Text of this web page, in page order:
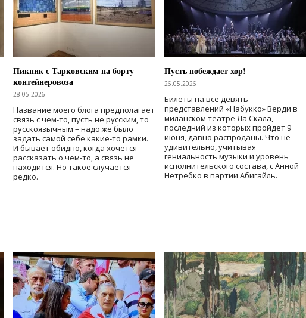
Пикник с Тарковским на борту
контейнеровоза
28.05.2026
Название моего блога предполагает
связь с чем-то, пусть не русским, то
русскоязычным – надо же было
задать самой себе какие-то рамки.
И бывает обидно, когда хочется
рассказать о чем-то, а связь не
находится. Но такое случается
редко.
Пусть побеждает хор!
26.05.2026
Билеты на все девять
представлений «Набукко» Верди в
миланском театре Ла Скала,
последний из которых пройдет 9
июня, давно распроданы. Что не
удивительно, учитывая
гениальность музыки и уровень
исполнительского состава, с Анной
Нетребко в партии Абигайль.